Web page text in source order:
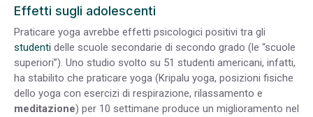
Effetti sugli adolescenti
Praticare yoga avrebbe effetti psicologici positivi tra gli
studenti delle scuole secondarie di secondo grado (le “scuole
superiori”). Uno studio svolto su 51 studenti americani, infatti,
ha stabilito che praticare yoga (Kripalu yoga, posizioni fisiche
dello yoga con esercizi di respirazione, rilassamento e
meditazione) per 10 settimane produce un miglioramento nel